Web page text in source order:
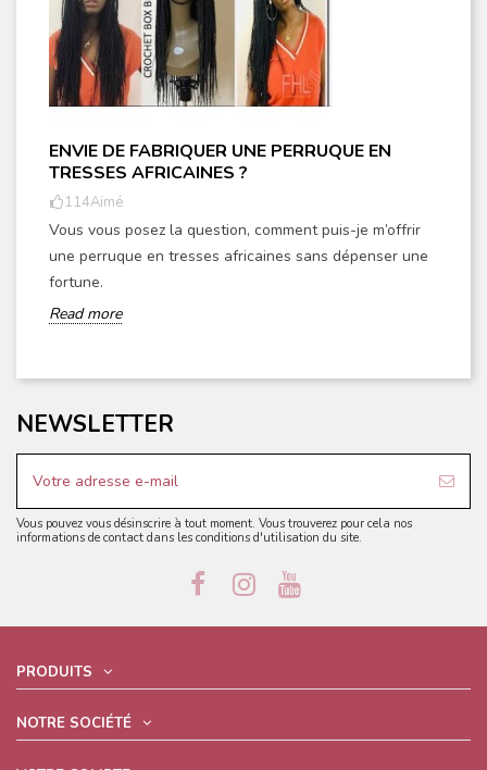
ENVIE DE FABRIQUER UNE PERRUQUE EN
TRESSES AFRICAINES ?
114Aimé
Vous vous posez la question, comment puis-je m’offrir
une perruque en tresses africaines sans dépenser une
fortune.
Read more
NEWSLETTER
Vous pouvez vous désinscrire à tout moment. Vous trouverez pour cela nos
informations de contact dans les conditions d'utilisation du site.
PRODUITS
NOTRE SOCIÉTÉ